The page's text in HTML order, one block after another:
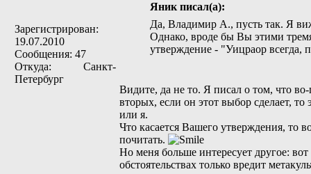
Зарегистрирован:
19.07.2010
Сообщения: 47
Откуда: Санкт-
Петербург
Яник писал(а):
Да, Владимир А., пусть так. Я
Однако, вроде бы Вы этими
утверждение - "Уицраор всегда,
Видите, да не то. Я писал о том, что
вторых, если он этот выбор сделает,
или я.
Что касается Вашего утверждения, то
почитать.
Но меня больше интересует другое:
обстоятельствах только вредит